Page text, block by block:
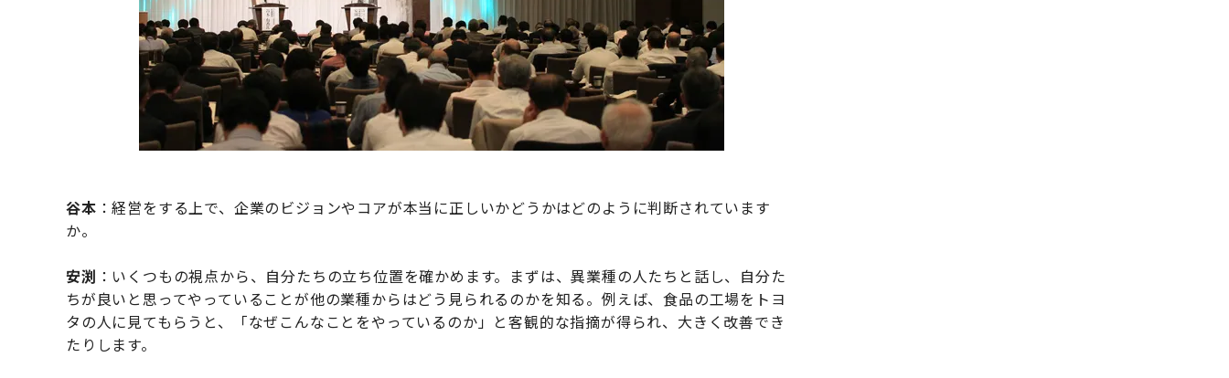
谷本 ：経営をする上で、企業のビジョンやコアが本当に正しいかどうかはどのように判断されています
か。
安渕 ：いくつもの視点から、自分たちの立ち位置を確かめます。まずは、異業種の人たちと話し、自分た
ちが良いと思ってやっていることが他の業種からはどう見られるのかを知る。例えば、食品の工場をトヨ
タの人に見てもらうと、「なぜこんなことをやっているのか」と客観的な指摘が得られ、大きく改善でき
たりします。